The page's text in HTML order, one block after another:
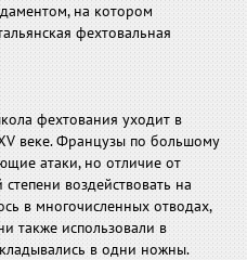
на котором
фехтовальная
фехтования уходит в
веке. Французы по большому
атаки, но отличие от
воздействовать на
в многочисленных отводах,
также использовали в
в одни ножны.